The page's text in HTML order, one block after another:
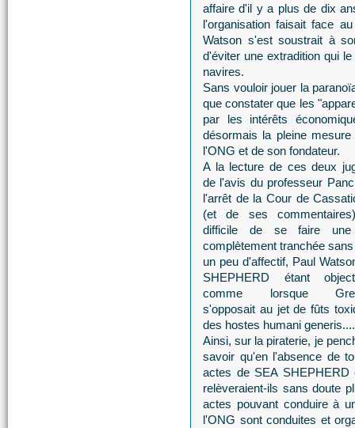
affaire d'il y a plus de dix
l'organisation faisait face
Watson s'est soustrait à
d'éviter une extradition qui
navires.
Sans vouloir jouer la
que constater que les
par les intérêts
désormais la pleine
l'ONG et de son fondateur.
A la lecture de ces deux
de l'avis du professeur
l'arrêt de la Cour de
(et de ses
difficile de se faire une
complètement tranchée
un peu d'affectif, Paul
SHEPHERD étant
comme lorsque
s'opposait au jet de fûts
des hostes humani generis....
Ainsi, sur la piraterie, je
savoir qu'en l'absence de
actes de SEA
relèveraient-ils sans doute
actes pouvant conduire à
l'ONG sont conduites et